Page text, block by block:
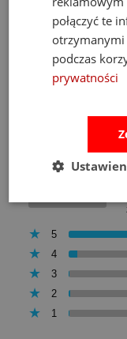
Ocena sklepu
5
4
3
2
1
połączyć te
otrzymanymi
podczas
prywatności